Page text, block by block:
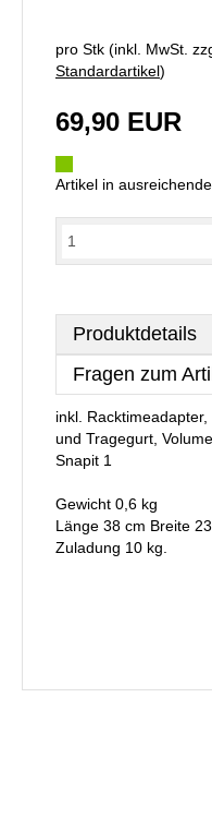
pro Stk (inkl. MwSt.
Standardartikel)
69,90 EUR
Artikel in
Produktdetails
Fragen zum
inkl.
und Tragegurt,
Snapit 1
Gewicht 0,6 kg
Länge 38 cm Breite
Zuladung 10 kg.